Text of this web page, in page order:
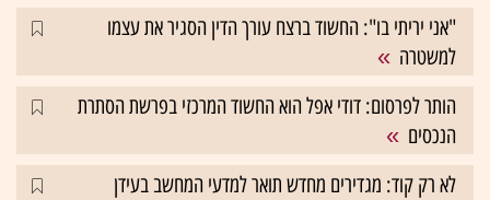
"אני יריתי בו": החשוד ברצח עורך הדין הסגיר את עצמו
למשטרה
הותר לפרסום: דודי אפל הוא החשוד המרכזי בפרשת הסתרת
הנכסים
לא רק קוד: מגדירים מחדש תואר למדעי המחשב בעידן